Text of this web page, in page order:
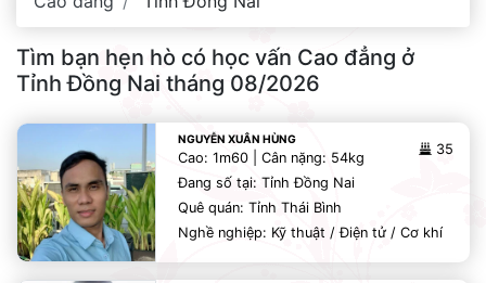
Tìm bạn hẹn hò có học vấn Cao đẳng ở
Tỉnh Đồng Nai tháng 08/2026
NGUYỄN XUÂN HÙNG
35
Cao: 1m60 | Cân nặng: 54kg
Đang số tại: Tỉnh Đồng Nai
Quê quán: Tỉnh Thái Bình
Nghề nghiệp: Kỹ thuật / Điện tử / Cơ khí